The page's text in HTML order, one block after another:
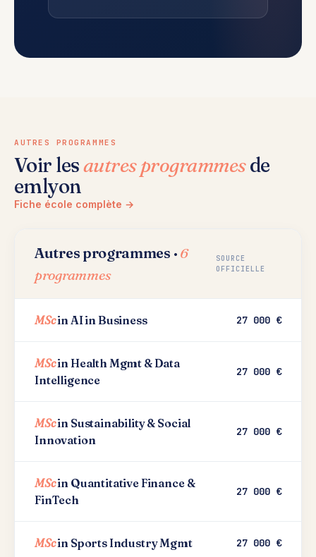
AUTRES PROGRAMMES
Voir lesautres programmesde
emlyon
Fiche école complète →
Autres programmes · 6
programmes
SOURCE
OFFICIELLE
MScin AI in Business 27 000 €
MScin Health Mgmt & Data
Intelligence
27 000 €
MScin Sustainability & Social
Innovation
27 000 €
MScin Quantitative Finance &
FinTech
27 000 €
MScin Sports Industry Mgmt 27 000 €